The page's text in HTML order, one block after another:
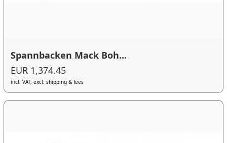
Spannbacken Mack Boh...
EUR 1,374.45
incl. VAT, excl. shipping & fees